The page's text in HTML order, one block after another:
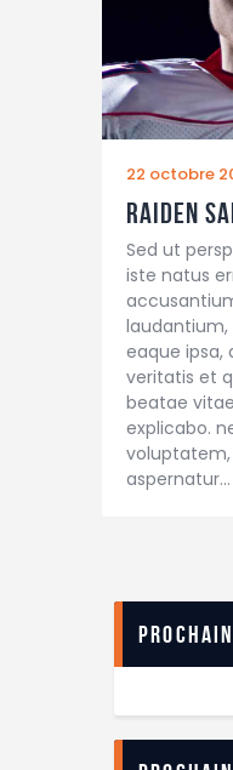
22 octobre
Raiden
Sed ut
iste natus
eaque ipsa,
veritatis et
beatae
explicabo.
aspernatur…